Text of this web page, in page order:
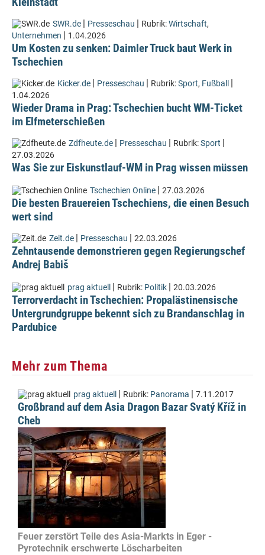
SWR.de | Presseschau | Rubrik:Wirtschaft,
Unternehmen | 1.04.2026
Um Kosten zu senken: Daimler Truck baut Werk in
Tschechien
Kicker.de | Presseschau | Rubrik:Sport, Fußball |
1.04.2026
Wieder Drama in Prag: Tschechien bucht WM-Ticket
im Elfmeterschießen
Zdfheute.de | Presseschau | Rubrik:Sport |
27.03.2026
Was Sie zur Eiskunstlauf-WM in Prag wissen müssen
Tschechien Online | 27.03.2026
Die besten Brauereien Tschechiens, die einen Besuch
wert sind
Zeit.de | Presseschau | 22.03.2026
Zehntausende demonstrieren gegen Regierungschef
Andrej Babiš
prag aktuell | Rubrik: Politik | 20.03.2026
Terrorverdacht in Tschechien: Propalästinensische
Untergrundgruppe bekennt sich zu Brandanschlag in
Pardubice
Mehr zum Thema
prag aktuell | Rubrik: Panorama | 7.11.2017
Großbrand auf dem Asia Dragon Bazar Svatý Kříž in
Cheb
Feuer zerstört Teile des Asia-Markts in Eger -
Pyrotechnik erschwerte Löscharbeiten